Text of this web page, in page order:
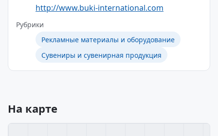
http://www.buki-international.com
Рубрики
Рекламные материалы и оборудование
Сувениры и сувенирная продукция
На карте